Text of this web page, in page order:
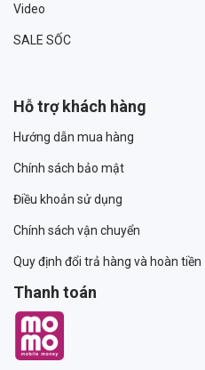
Video
SALE SỐC
Hỗ trợ khách hàng
Hướng dẫn mua hàng
Chính sách bảo mật
Điều khoản sử dụng
Chính sách vận chuyển
Quy định đổi trả hàng và hoàn tiền
Thanh toán